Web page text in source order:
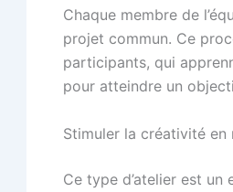
Chaque membre de
projet commun. Ce
participants, qui
pour atteindre un
Stimuler la créativité en
Ce type d’atelier est un